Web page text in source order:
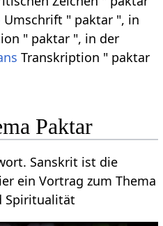
Umschrift " paktar ", in
" paktar ", in der
Transkription " paktar
Paktar
Sanskrit ist die
ein Vortrag zum Thema
Spiritualität